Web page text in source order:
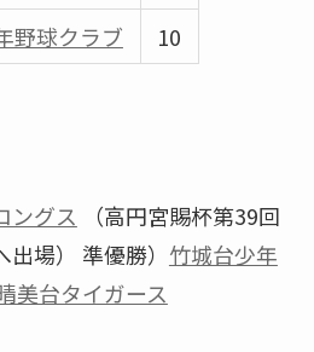
野球クラブ
10
ングス （高円宮賜杯第39回
場） 準優勝） 竹城台少年
美台タイガース